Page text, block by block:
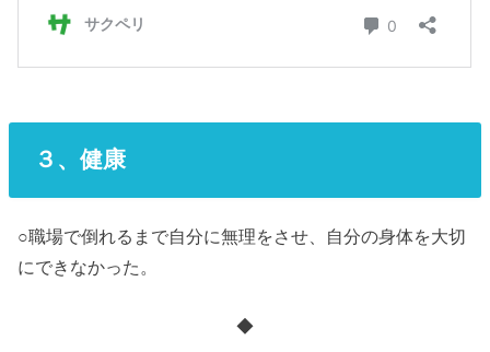
３、健康
○職場で倒れるまで自分に無理をさせ、自分の身体を大切
にできなかった。
◆